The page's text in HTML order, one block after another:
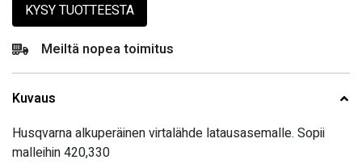
KYSY TUOTTEESTA
Meiltä nopea toimitus
Kuvaus
Husqvarna alkuperäinen virtalähde latausasemalle. Sopii
malleihin 420,330